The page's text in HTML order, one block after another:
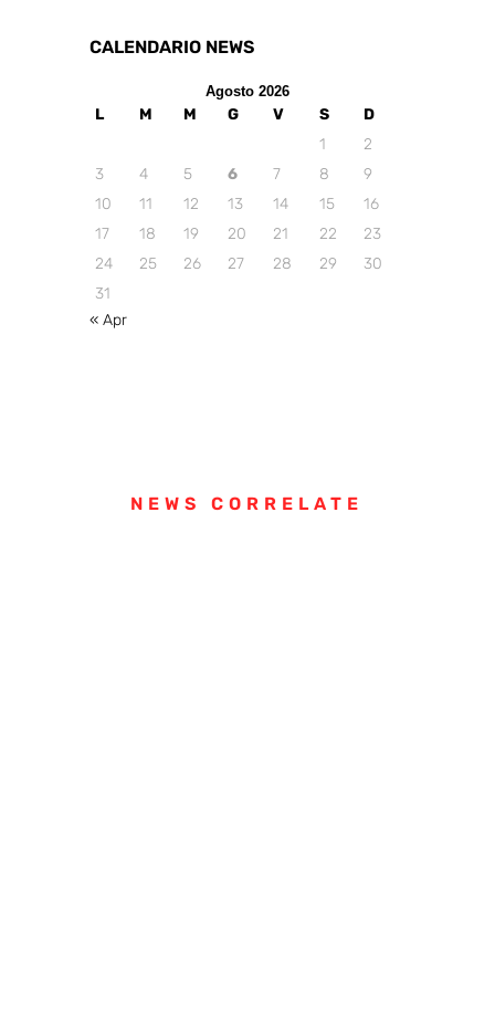
CALENDARIO NEWS
Agosto 2026
L M M G V S
D
1
2
3
4 5 6 7 8
9
10
11 12 13 14 15
16
17
18 19 20 21 22
23
24
25 26 27 28 29
30
31
« Apr
NEWS CORRELATE